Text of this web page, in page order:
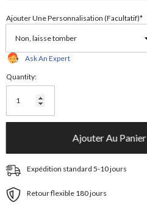
Ajouter Une Personnalisation (facultatif)*
Ask An Expert
Quantity:
Ajouter Au Panier
Expédition standard 5-10 jours
Retour flexible 180 jours